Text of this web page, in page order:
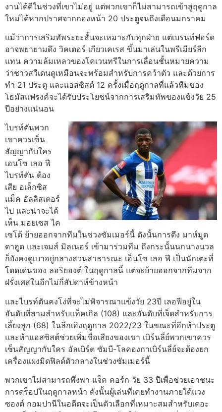
งานได้ดีในช่วงที่เขาไม่อยู่ แต่พวกเขาก็ไม่สามารถเข้าสู่ฤดูกาล
ใหม่ได้หากปราศจากกองหน้า 20 ประตูจนถึงเดือนมกราคม
แม้ว่าการเสริมทัพระยะสั้นจะเหมาะกับทุกฝ่าย แต่เบรนท์ฟอร์ด
อาจพยายามดึง วิคเตอร์ เกียวเคเรส ขึ้นมาเล่นในพรีเมียร์ลีก
แทน ความล้มเหลวของโคเวนทรีในการเลื่อนชั้นหมายความ
ว่าชาวสวีเดนดูเหมือนจะพร้อมสําหรับการคว้าตัว และด้วยการ
ทํา 21 ประตู และแอสซิสต์ 12 ครั้งเมื่อฤดูกาลที่แล้วทีมของ
โธมัสแฟรงค์จะได้รับประโยชน์จากการเสริมทัพของแข้งวัย 25
ปีอย่างแน่นอน
ไบรท์ตันพวก
เขาควรเซ็น
สัญญากับใคร
เอนโซ เลอ ฟี
ไบรท์ตัน ต้อง
เสีย อเล็กซิส
แม็ค อัลลิสเตอร์
ไป และน่าจะได้
เห็น มอยเซส ไค
เซโด้ ย้ายออกจากทีมในช่วงซัมเมอร์นี้ ดังนั้นการดึง มาห์มูด
ดาฮูด และเจมส์ มิลเนอร์ เข้ามาร่วมทีม ถึงกระนั้นนกนางนวล
ก็ยังคงดูเบาอยู่กลางสวนสาธารณะ เอ็นโซ เลอ ฟี เป็นนักเตะที่
โดดเด่นของ ลอริยองต์ ในฤดูกาลนี้ แต่จะย้ายออกจากทีมจาก
ฝรั่งเศสในอีกไม่กี่สัปดาห์ข้างหน้า
และไบรท์ตันคงโง่ที่จะไม่พิจารณาแข้งวัย 23ปี เลอฟีอยู่ใน
อันดับที่สามสําหรับแท็คเกิล (108) และอันดับที่เจ็ดสําหรับการ
เลี้ยงลูก (68) ในลีกเอิงฤดูกาล 2022/23 ในขณะที่อีกห้าประตู
และห้าแอสซิสต์ช่วยเพิ่มชื่อเสียงของเขา เบิร์นลี่ย์พวกเขาควร
เซ็นสัญญากับใคร อัลเบิร์ต ซัมบี-โลคองกาเบิร์นลี่ย์จะต้องยก
เครื่องแผงมิดฟิลด์ตัวกลางในช่วงซัมเมอร์นี้
พวกเขาไม่สามารถพึ่งพา แจ็ค คอร์ก วัย 33 ปีเพื่อช่วยเอาชนะ
การดร็อปในฤดูกาลหน้า ดังนั้นผู้เล่นที่เคยทํางานภายใต้แวง
ซองต์ กอมปานีในอดีตจะเป็นตัวเลือกที่เหมาะสมสําหรับเดอะ